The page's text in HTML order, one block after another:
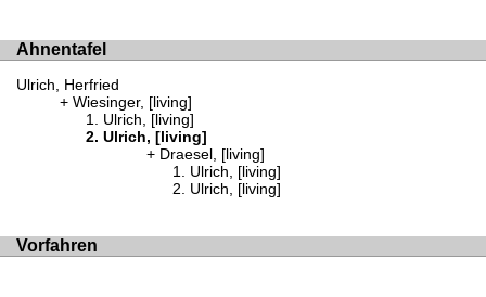
Ahnentafel
Ulrich, Herfried
Wiesinger, [living]
Ulrich, [living]
Ulrich, [living]
Draesel, [living]
Ulrich, [living]
Ulrich, [living]
Vorfahren